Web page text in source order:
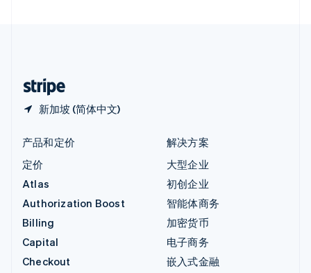
新加坡 (简体中文)
产品和定价
定价
Atlas
Authorization Boost
Billing
Capital
Checkout
解决方案
大型企业
初创企业
智能体商务
加密货币
电子商务
嵌入式金融